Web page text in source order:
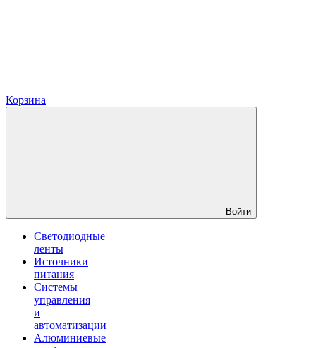
Корзина
Войти
Светодиодные
ленты
Источники
питания
Системы
управления
и
автоматизации
Алюминиевые